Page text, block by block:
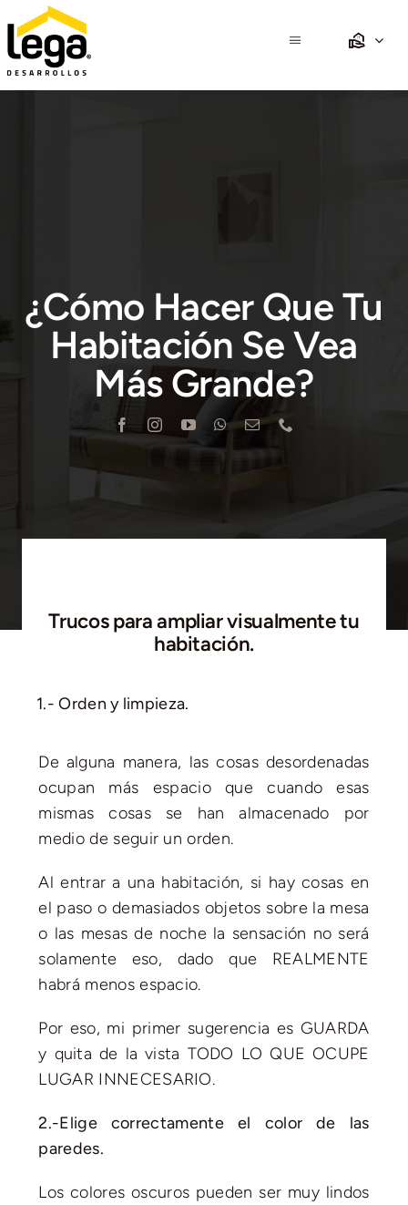
Saltar
contenido
Toggle
Inicio
Crédito
¿Cómo Hacer Que Tu
Habitación Se Vea
Más Grande?
Trucos para ampliar visualmente tu
habitación.
1.- Orden y limpieza.
De alguna manera, las cosas desordenadas
ocupan más espacio que cuando esas
mismas cosas se han almacenado por
medio de seguir un orden.
Al entrar a una habitación, si hay cosas en
el paso o demasiados objetos sobre la mesa
o las mesas de noche la sensación no será
solamente eso, dado que REALMENTE
habrá menos espacio.
Por eso, mi primer sugerencia es GUARDA
y quita de la vista TODO LO QUE OCUPE
LUGAR INNECESARIO.
2.-Elige correctamente el color de las
paredes.
Los colores oscuros pueden ser muy lindos